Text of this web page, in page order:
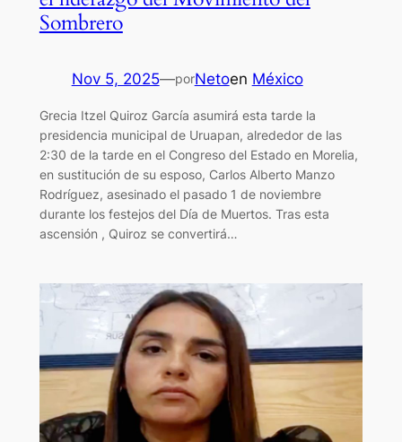
Sombrero
Nov 5, 2025—porNetoen México
Grecia Itzel Quiroz García asumirá esta tarde la
presidencia municipal de Uruapan, alrededor de las
2:30 de la tarde en el Congreso del Estado en Morelia,
en sustitución de su esposo, Carlos Alberto Manzo
Rodríguez, asesinado el pasado 1 de noviembre
durante los festejos del Día de Muertos. Tras esta
ascensión , Quiroz se convertirá…